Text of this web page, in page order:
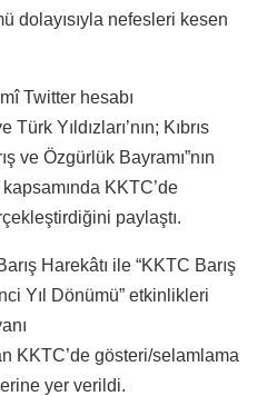
dolayısıyla nefesleri kesen
Twitter hesabı
Yıldızları’nın; Kıbrıs
ve Özgürlük Bayramı”nın
KKTC’de
paylaştı.
Harekâtı ile “KKTC Barış
Yıl Dönümü” etkinlikleri
KKTC’de gösteri/selamlama
yer verildi.